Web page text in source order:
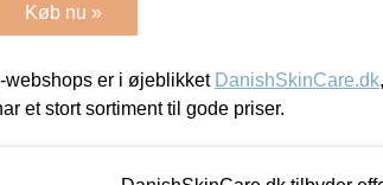
Køb nu »
er i øjeblikket DanishSkinCare.dk,
et stort sortiment til gode priser.